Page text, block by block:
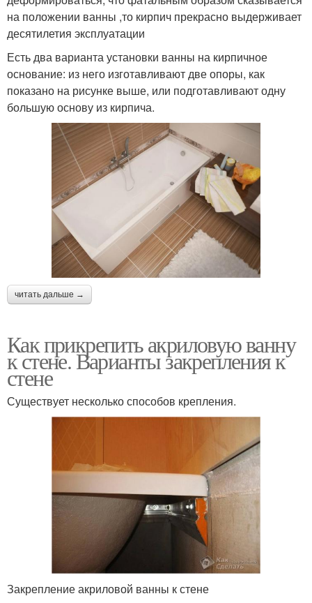
на положении ванны ,то кирпич прекрасно выдерживает
десятилетия эксплуатации
Есть два варианта установки ванны на кирпичное
основание: из него изготавливают две опоры, как
показано на рисунке выше, или подготавливают одну
большую основу из кирпича.
читать дальше →
Как прикрепить акриловую ванну
к стене. Варианты закрепления к
стене
Существует несколько способов крепления.
Закрепление акриловой ванны к стене